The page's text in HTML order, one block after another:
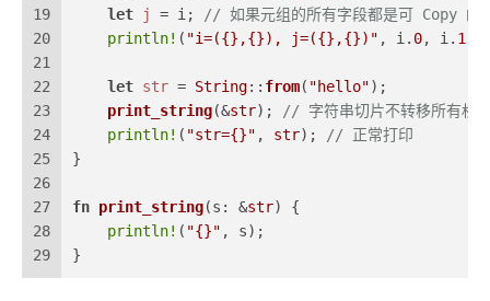
19
20
21
22
23
24
25
26
27
28
29
let
j = i;
// 如果元组的所有字段都是可 Copy 的
println! ( "i=({},{}), j=({},{})" , i. 0, i. 1
let str = String:: from( "hello");
print_string(&str);
// 字符串切片不转移所有权
println! ( "str={}" , str);
// 正常打印
}
fn print_string(s: &str) {
println! ( "{}" , s);
}